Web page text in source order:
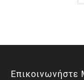
Επικοινωνήστε